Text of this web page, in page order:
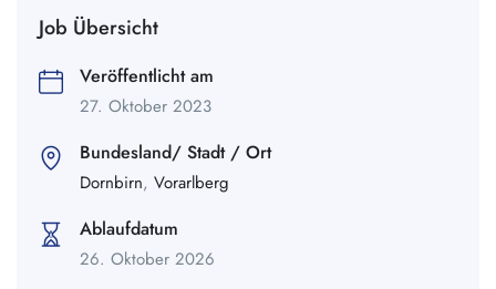
Job Übersicht
Veröffentlicht am
27. Oktober 2023
Bundesland/ Stadt / Ort
Dornbirn, Vorarlberg
Ablaufdatum
26. Oktober 2026